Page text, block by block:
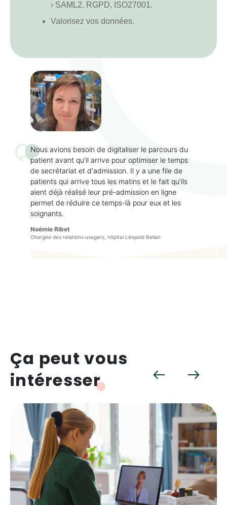
› SAML2, RGPD, ISO27001.
Valorisez vos données.
Nous avions besoin de digitaliser le parcours du
patient avant qu'il arrive pour optimiser le temps
de secrétariat et d'admission. Il y a une file de
patients qui arrive tous les matins et le fait qu'ils
aient déjà réalisé leur pré-admission en ligne
permet de réduire ce temps-là pour eux et les
soignants.
Noémie Ribet
Chargée des relations usagers, hôpital Léopold Bellan
Ça peut vous
intéresser